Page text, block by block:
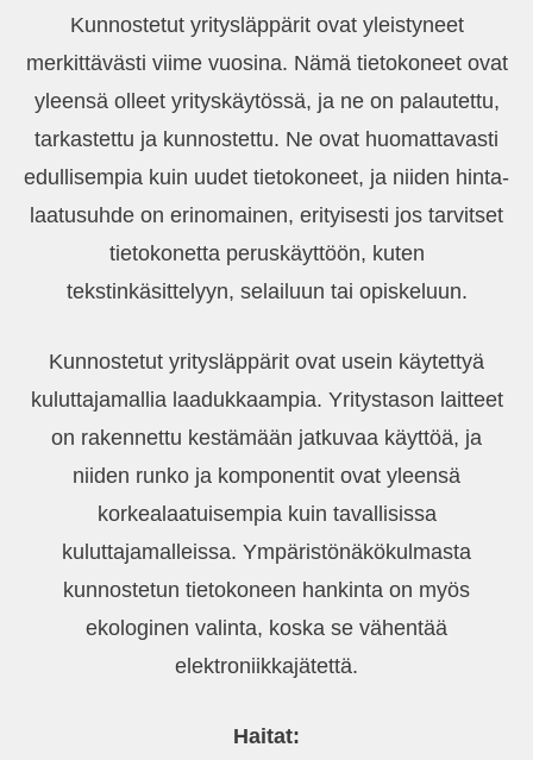
Kunnostetut yritysläppärit ovat yleistyneet
merkittävästi viime vuosina. Nämä tietokoneet ovat
yleensä olleet yrityskäytössä, ja ne on palautettu,
tarkastettu ja kunnostettu. Ne ovat huomattavasti
edullisempia kuin uudet tietokoneet, ja niiden hinta-
laatusuhde on erinomainen, erityisesti jos tarvitset
tietokonetta peruskäyttöön, kuten
tekstinkäsittelyyn, selailuun tai opiskeluun.
Kunnostetut yritysläppärit ovat usein käytettyä
kuluttajamallia laadukkaampia. Yritystason laitteet
on rakennettu kestämään jatkuvaa käyttöä, ja
niiden runko ja komponentit ovat yleensä
korkealaatuisempia kuin tavallisissa
kuluttajamalleissa. Ympäristönäkökulmasta
kunnostetun tietokoneen hankinta on myös
ekologinen valinta, koska se vähentää
elektroniikkajätettä.
Haitat: